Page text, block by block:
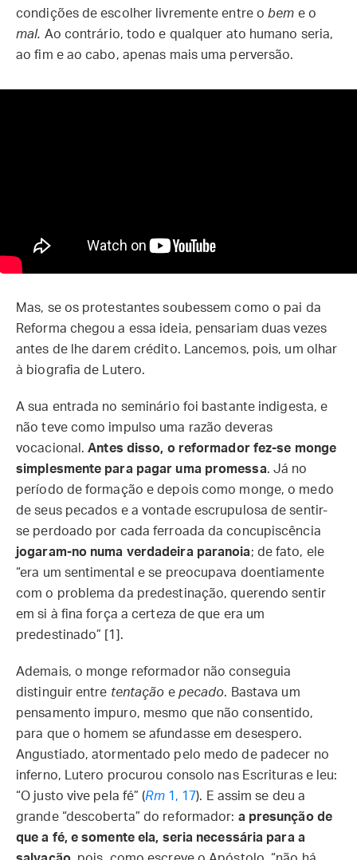
condições de escolher livremente entre obem e o
mal. Ao contrário, todo e qualquer ato humano seria,
ao fim e ao cabo, apenas mais uma perversão.
Mas, se os protestantes soubessem como o pai da
Reforma chegou a essa ideia, pensariam duas vezes
antes de lhe darem crédito. Lancemos, pois, um olhar
à biografia de Lutero.
A sua entrada no seminário foi bastante indigesta, e
não teve como impulso uma razão deveras
vocacional.Antes disso, o reformador fez-se monge
simplesmente para pagar uma promessa. Já no
período de formação e depois como monge, o medo
de seus pecados e a vontade escrupulosa de sentir-
se perdoado por cada ferroada da concupiscência
jogaram-no numa verdadeira paranoia; de fato, ele
“era um sentimental e se preocupava doentiamente
com o problema da predestinação, querendo sentir
em si à fina força a certeza de que era um
predestinado” [1].
Ademais, o monge reformador não conseguia
distinguir entre tentação e pecado. Bastava um
pensamento impuro, mesmo que não consentido,
para que o homem se afundasse em desespero.
Angustiado, atormentado pelo medo de padecer no
inferno, Lutero procurou consolo nas Escrituras e leu:
“O justo vive pela fé” (Rm1, 17). E assim se deu a
grande “descoberta” do reformador: a presunção de
que a fé, e somente ela, seria necessária para a